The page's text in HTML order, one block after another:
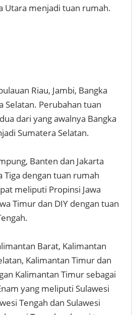
Utara menjadi tuan rumah.
Riau, Jambi, Bangka
Selatan. Perubahan tuan
dari yang awalnya Bangka
Sumatera Selatan.
Banten dan Jakarta
Tiga dengan tuan rumah
meliputi Propinsi Jawa
Timur dan DIY dengan tuan
Barat, Kalimantan
Kalimantan Timur dan
Kalimantan Timur sebagai
yang meliputi Sulawesi
Tengah dan Sulawesi